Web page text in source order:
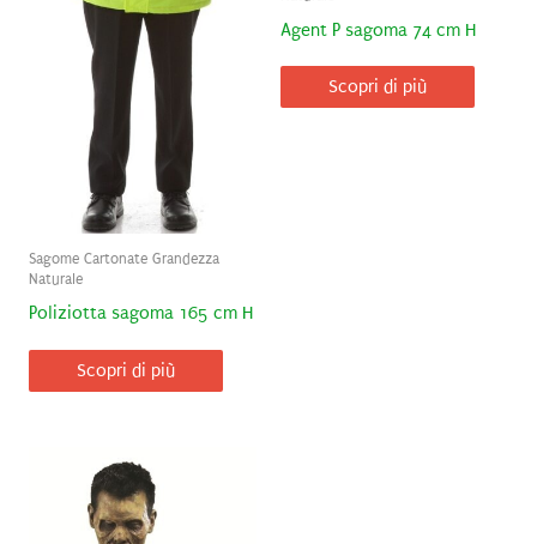
Sagome Cartonate Grandezza
Naturale
Poliziotta sagoma 165 cm H
Scopri di più
Agent P sagoma 74 cm H
Scopri di più